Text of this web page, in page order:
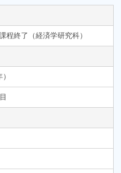
程終了（経済学研究科）